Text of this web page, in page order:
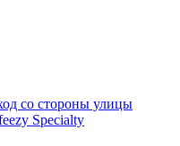
со стороны улицы
Specialty